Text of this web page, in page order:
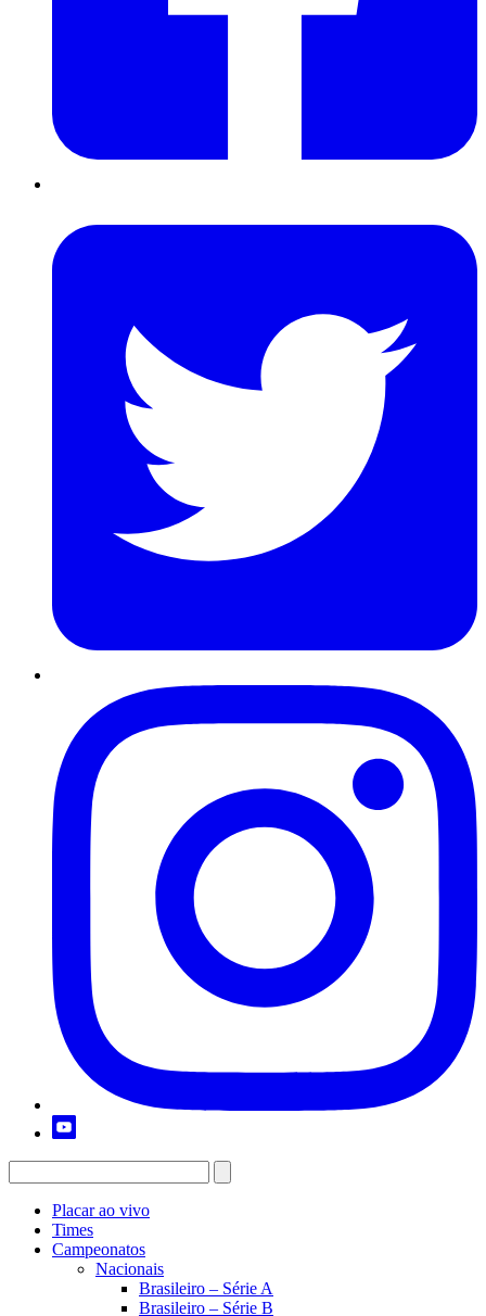
Placar ao vivo
Times
Campeonatos
Nacionais
Brasileiro – Série A
Brasileiro – Série B